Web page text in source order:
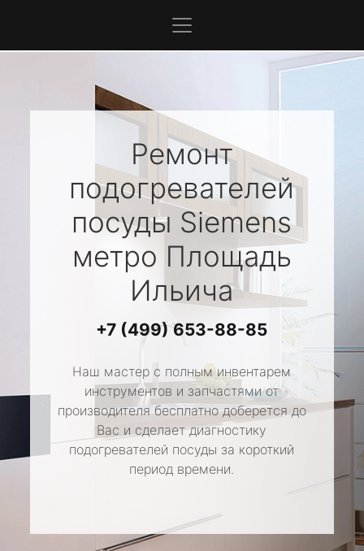
Ремонт
подогревателей
посуды Siemens
метро Площадь
Ильича
+7 (499) 653-88-85
Наш мастер с полным инвентарем
инструментов и запчастями от
производителя бесплатно доберется до
Вас и сделает диагностику
подогревателей посуды за короткий
период времени.